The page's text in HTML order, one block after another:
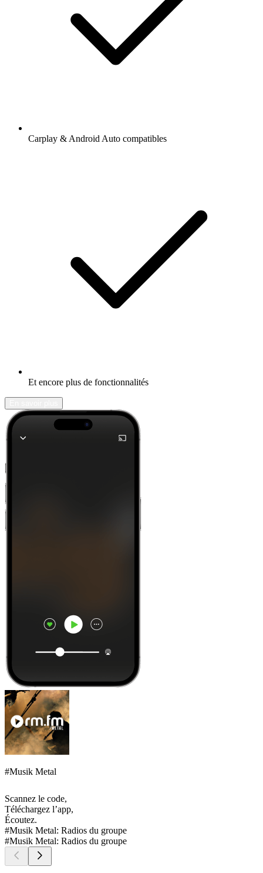
Carplay & Android Auto compatibles
Et encore plus de fonctionnalités
#Musik Metal
Scannez le code,
Téléchargez l’app,
Écoutez.
#Musik Metal: Radios du groupe
#Musik Metal: Radios du groupe